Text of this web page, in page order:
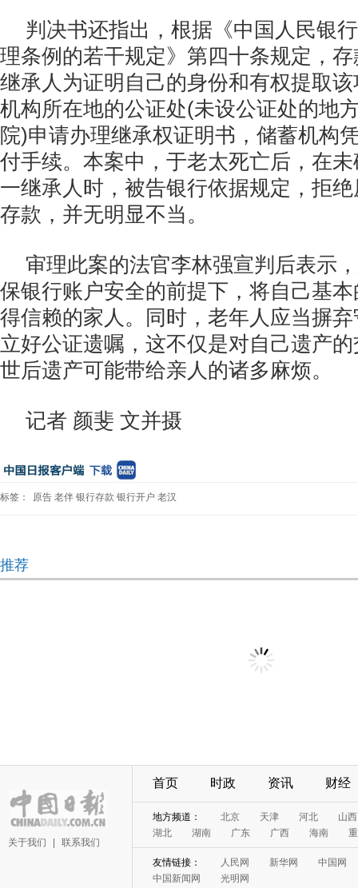
判决书还指出，根据《中国人民银
理条例的若干规定》第四十条规定，
继承人为证明自己的身份和有权提取
机构所在地的公证处(未设公证处的地
院)申请办理继承权证明书，储蓄机构
付手续。本案中，于老太死亡后，在
一继承人时，被告银行依据规定，拒
存款，并无明显不当。
审理此案的法官李林强宣判后表示
保银行账户安全的前提下，将自己基
得信赖的家人。同时，老年人应当摒
立好公证遗嘱，这不仅是对自己遗产
世后遗产可能带给亲人的诸多麻烦。
记者 颜斐 文并摄
标签： 原告 老伴 银行存款 银行开户 老汉
推荐
关于我们 联系我们
首页 时政 资讯 财经
地方频道： 北京 天津 河北
山西
湖北
湖南 广东 广西 海南
友情链接： 人民网 新华网
中国网
中国新闻网
光明网